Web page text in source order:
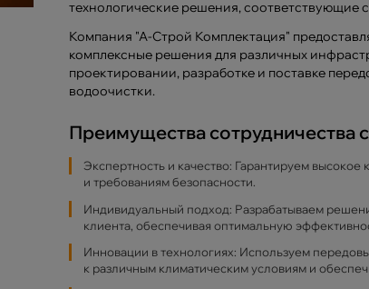
технологические решения, соответствующие
Компания "А-Строй Комплектация"
комплексные решения для различных
проектировании, разработке и поставке
водоочистки.
Преимущества сотрудничества
Экспертность и качество: Гарантируем
и требованиям безопасности.
Индивидуальный подход: Разрабатываем
клиента, обеспечивая оптимальную
Инновации в технологиях: Используем
к различным климатическим условиям и